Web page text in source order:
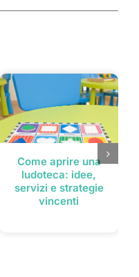
Come aprire una
ludoteca: idee,
servizi e strategie
vincenti